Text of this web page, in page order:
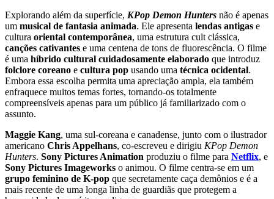
Explorando além da superfície, KPop Demon Hunters não é apenas
um musical de fantasia animada. Ele apresenta lendas antigas e
cultura oriental contemporânea, uma estrutura cult clássica,
canções cativantes e uma centena de tons de fluorescência. O filme
é uma híbrido cultural cuidadosamente elaborado que introduz
folclore coreano e cultura pop usando uma técnica ocidental.
Embora essa escolha permita uma apreciação ampla, ela também
enfraquece muitos temas fortes, tornando-os totalmente
compreensíveis apenas para um público já familiarizado com o
assunto.
Maggie Kang, uma sul-coreana e canadense, junto com o ilustrador
americano Chris Appelhans, co-escreveu e dirigiu KPop Demon
Hunters. Sony Pictures Animation produziu o filme para Netflix, e
Sony Pictures Imageworks o animou. O filme centra-se em um
grupo feminino de K-pop que secretamente caça demônios e é a
mais recente de uma longa linha de guardiãs que protegem a